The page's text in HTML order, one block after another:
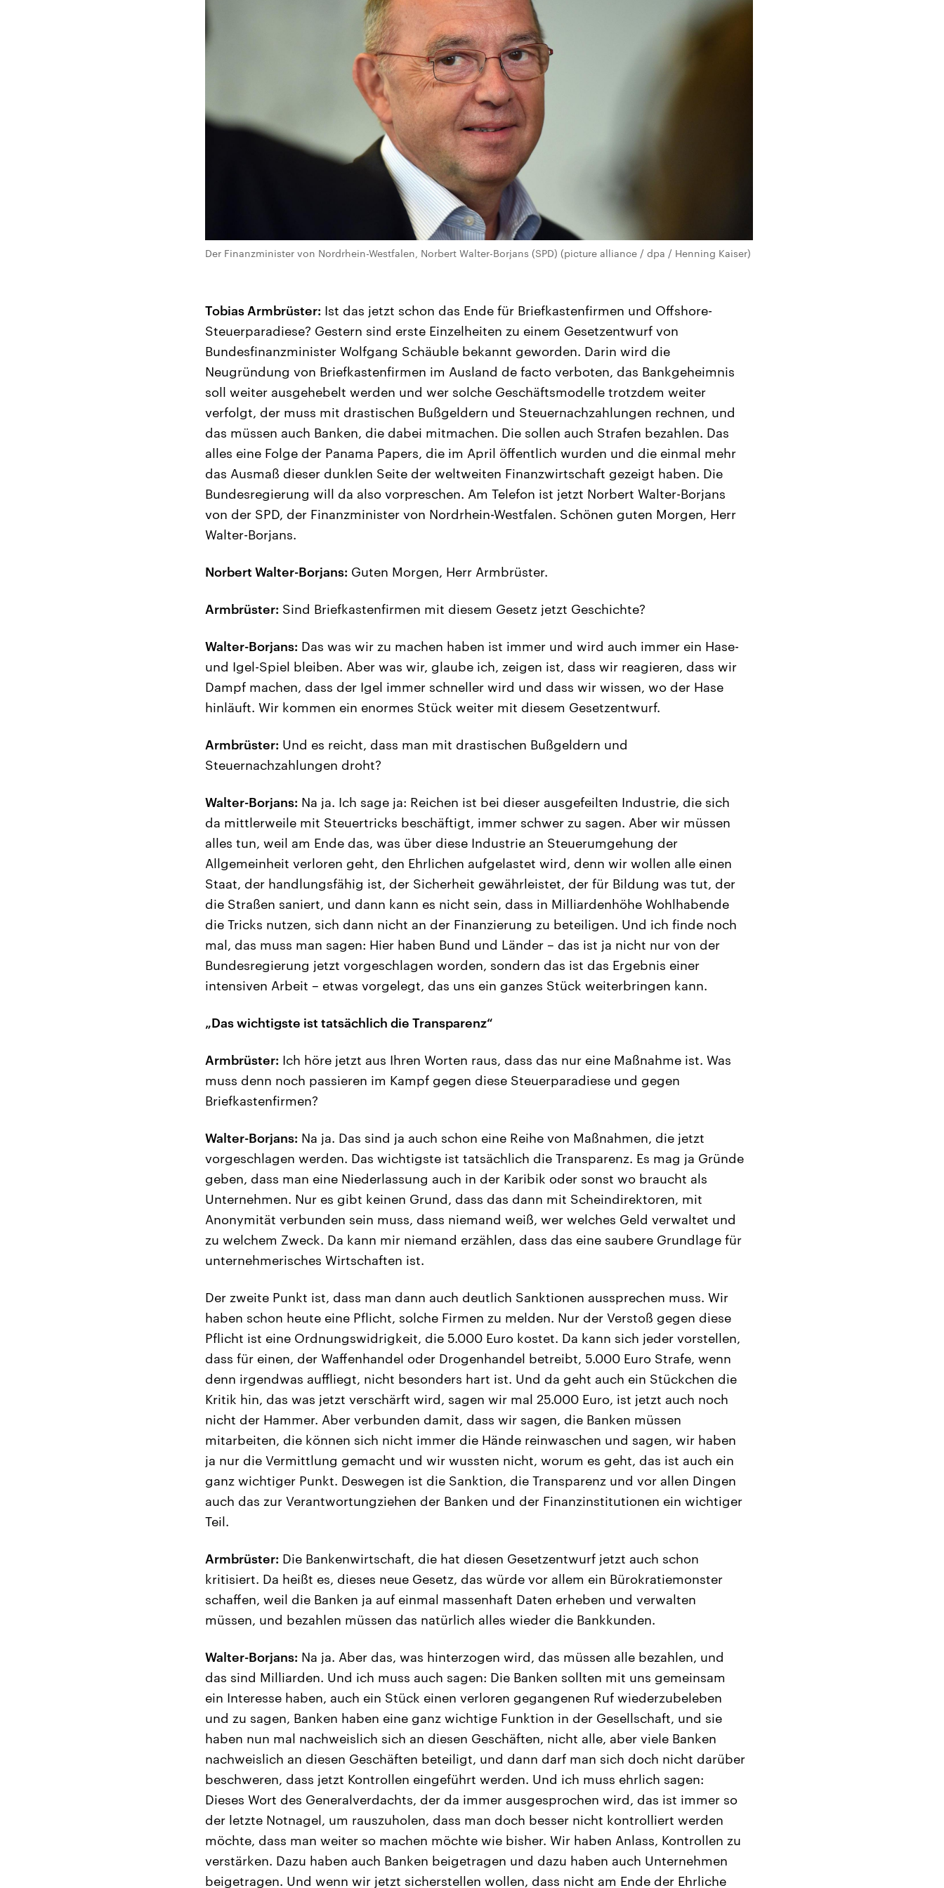
Der Finanzminister von Nordrhein-Westfalen, Norbert Walter-Borjans (SPD) (picture alliance / dpa / Henning Kaiser)
Tobias Armbrüster: Ist das jetzt schon das Ende für Briefkastenfirmen und Offshore-
Steuerparadiese? Gestern sind erste Einzelheiten zu einem Gesetzentwurf von
Bundesfinanzminister Wolfgang Schäuble bekannt geworden. Darin wird die
Neugründung von Briefkastenfirmen im Ausland de facto verboten, das Bankgeheimnis
soll weiter ausgehebelt werden und wer solche Geschäftsmodelle trotzdem weiter
verfolgt, der muss mit drastischen Bußgeldern und Steuernachzahlungen rechnen, und
das müssen auch Banken, die dabei mitmachen. Die sollen auch Strafen bezahlen. Das
alles eine Folge der Panama Papers, die im April öffentlich wurden und die einmal mehr
das Ausmaß dieser dunklen Seite der weltweiten Finanzwirtschaft gezeigt haben. Die
Bundesregierung will da also vorpreschen. Am Telefon ist jetzt Norbert Walter-Borjans
von der SPD, der Finanzminister von Nordrhein-Westfalen. Schönen guten Morgen, Herr
Walter-Borjans.
Norbert Walter-Borjans: Guten Morgen, Herr Armbrüster.
Armbrüster: Sind Briefkastenfirmen mit diesem Gesetz jetzt Geschichte?
Walter-Borjans: Das was wir zu machen haben ist immer und wird auch immer ein Hase-
und Igel-Spiel bleiben. Aber was wir, glaube ich, zeigen ist, dass wir reagieren, dass wir
Dampf machen, dass der Igel immer schneller wird und dass wir wissen, wo der Hase
hinläuft. Wir kommen ein enormes Stück weiter mit diesem Gesetzentwurf.
Armbrüster: Und es reicht, dass man mit drastischen Bußgeldern und
Steuernachzahlungen droht?
Walter-Borjans: Na ja. Ich sage ja: Reichen ist bei dieser ausgefeilten Industrie, die sich
da mittlerweile mit Steuertricks beschäftigt, immer schwer zu sagen. Aber wir müssen
alles tun, weil am Ende das, was über diese Industrie an Steuerumgehung der
Allgemeinheit verloren geht, den Ehrlichen aufgelastet wird, denn wir wollen alle einen
Staat, der handlungsfähig ist, der Sicherheit gewährleistet, der für Bildung was tut, der
die Straßen saniert, und dann kann es nicht sein, dass in Milliardenhöhe Wohlhabende
die Tricks nutzen, sich dann nicht an der Finanzierung zu beteiligen. Und ich finde noch
mal, das muss man sagen: Hier haben Bund und Länder – das ist ja nicht nur von der
Bundesregierung jetzt vorgeschlagen worden, sondern das ist das Ergebnis einer
intensiven Arbeit – etwas vorgelegt, das uns ein ganzes Stück weiterbringen kann.
„Das wichtigste ist tatsächlich die Transparenz“
Armbrüster: Ich höre jetzt aus Ihren Worten raus, dass das nur eine Maßnahme ist. Was
muss denn noch passieren im Kampf gegen diese Steuerparadiese und gegen
Briefkastenfirmen?
Walter-Borjans: Na ja. Das sind ja auch schon eine Reihe von Maßnahmen, die jetzt
vorgeschlagen werden. Das wichtigste ist tatsächlich die Transparenz. Es mag ja Gründe
geben, dass man eine Niederlassung auch in der Karibik oder sonst wo braucht als
Unternehmen. Nur es gibt keinen Grund, dass das dann mit Scheindirektoren, mit
Anonymität verbunden sein muss, dass niemand weiß, wer welches Geld verwaltet und
zu welchem Zweck. Da kann mir niemand erzählen, dass das eine saubere Grundlage für
unternehmerisches Wirtschaften ist.
Der zweite Punkt ist, dass man dann auch deutlich Sanktionen aussprechen muss. Wir
haben schon heute eine Pflicht, solche Firmen zu melden. Nur der Verstoß gegen diese
Pflicht ist eine Ordnungswidrigkeit, die 5.000 Euro kostet. Da kann sich jeder vorstellen,
dass für einen, der Waffenhandel oder Drogenhandel betreibt, 5.000 Euro Strafe, wenn
denn irgendwas auffliegt, nicht besonders hart ist. Und da geht auch ein Stückchen die
Kritik hin, das was jetzt verschärft wird, sagen wir mal 25.000 Euro, ist jetzt auch noch
nicht der Hammer. Aber verbunden damit, dass wir sagen, die Banken müssen
mitarbeiten, die können sich nicht immer die Hände reinwaschen und sagen, wir haben
ja nur die Vermittlung gemacht und wir wussten nicht, worum es geht, das ist auch ein
ganz wichtiger Punkt. Deswegen ist die Sanktion, die Transparenz und vor allen Dingen
auch das zur Verantwortungziehen der Banken und der Finanzinstitutionen ein wichtiger
Teil.
Armbrüster: Die Bankenwirtschaft, die hat diesen Gesetzentwurf jetzt auch schon
kritisiert. Da heißt es, dieses neue Gesetz, das würde vor allem ein Bürokratiemonster
schaffen, weil die Banken ja auf einmal massenhaft Daten erheben und verwalten
müssen, und bezahlen müssen das natürlich alles wieder die Bankkunden.
Walter-Borjans: Na ja. Aber das, was hinterzogen wird, das müssen alle bezahlen, und
das sind Milliarden. Und ich muss auch sagen: Die Banken sollten mit uns gemeinsam
ein Interesse haben, auch ein Stück einen verloren gegangenen Ruf wiederzubeleben
und zu sagen, Banken haben eine ganz wichtige Funktion in der Gesellschaft, und sie
haben nun mal nachweislich sich an diesen Geschäften, nicht alle, aber viele Banken
nachweislich an diesen Geschäften beteiligt, und dann darf man sich doch nicht darüber
beschweren, dass jetzt Kontrollen eingeführt werden. Und ich muss ehrlich sagen:
Dieses Wort des Generalverdachts, der da immer ausgesprochen wird, das ist immer so
der letzte Notnagel, um rauszuholen, dass man doch besser nicht kontrolliert werden
möchte, dass man weiter so machen möchte wie bisher. Wir haben Anlass, Kontrollen zu
verstärken. Dazu haben auch Banken beigetragen und dazu haben auch Unternehmen
beigetragen. Und wenn wir jetzt sicherstellen wollen, dass nicht am Ende der Ehrliche